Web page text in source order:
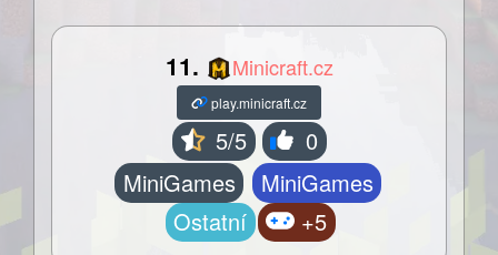
11. Minicraft.cz
play.minicraft.cz
5/5
0
MiniGames
MiniGames
Ostatní
+5